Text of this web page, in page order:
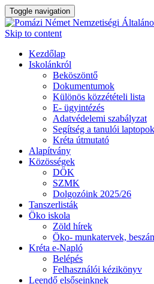
Toggle navigation
Skip to content
Kezdőlap
Iskolánkról
Beköszöntő
Dokumentumok
Különös közzétételi lista
E- ügyintézés
Adatvédelemi szabályzat
Segítség a tanulói
Kréta útmutató
Alapítvány
Közösségek
DÖK
SZMK
Dolgozóink 2025/26
Tanszerlisták
Öko iskola
Zöld hírek
Öko- munkatervek,
Kréta e-Napló
Belépés
Felhasználói kézikönyv
Leendő elsőseinknek